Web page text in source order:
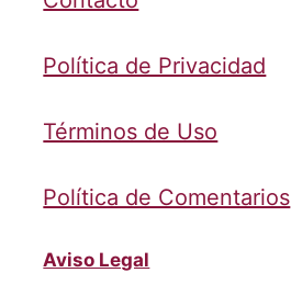
Política de Privacidad
Términos de Uso
Política de Comentarios
Aviso Legal